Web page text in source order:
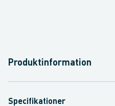
Produktinformation
Specifikationer